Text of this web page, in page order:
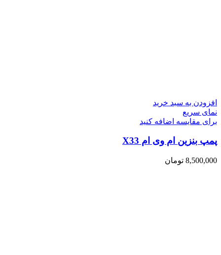
افزودن به سبد خرید
نمای سریع
برای مقایسه اضافه کنید
پمپ بنزین ام وی ام X33
8,500,000 تومان